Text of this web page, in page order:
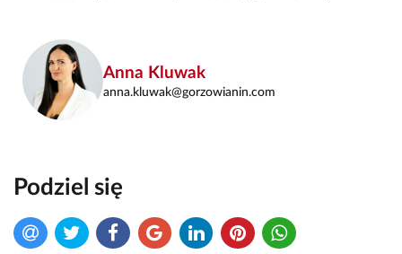
Anna Kluwak
anna.kluwak@gorzowianin.com
Podziel się